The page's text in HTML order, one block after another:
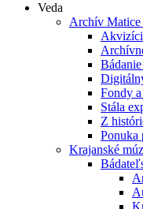
Veda
Archív Matice
Fondy
Stála
Z
Ponuka
Krajanské